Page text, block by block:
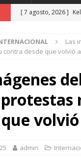
[ 7 agosto, 2026 ]
[ 7 agosto, 2026 ]
[ 7 agosto, 2026 ]
recomendación de
[ 7 agosto, 2026 ]
Las
contra desde que volvió
admin